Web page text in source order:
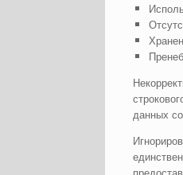
данных